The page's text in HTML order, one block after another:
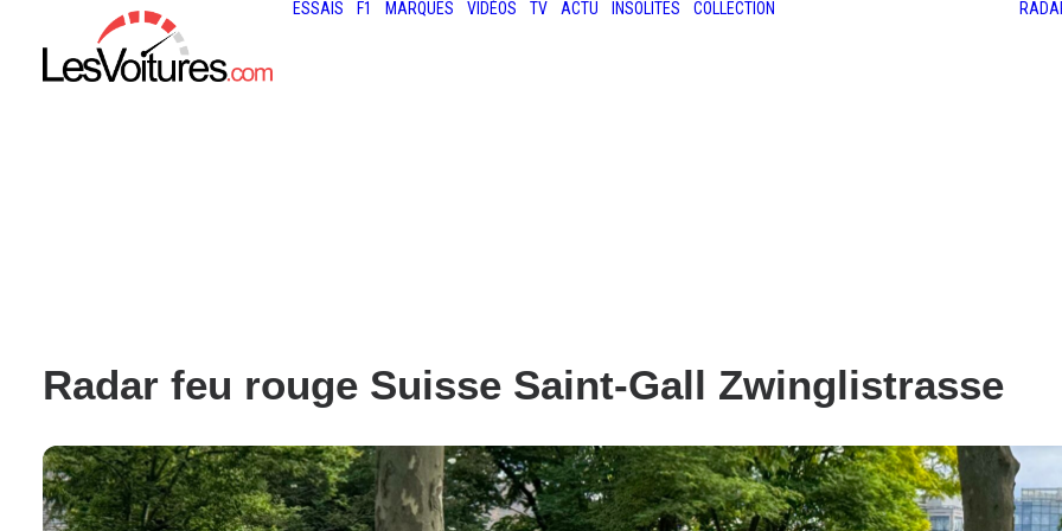
ESSAIS F1 MARQUES VIDÉOS TV ACTU INSOLITES COLLECTION
Radar feu rouge Suisse Saint-Gall Zwinglistrasse